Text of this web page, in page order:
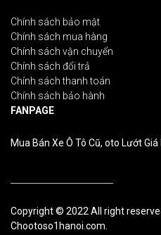
Chính sách bảo mật
Chính sách mua hàng
Chính sách vận chuyển
Chính sách đổi trả
Chính sách thanh toán
Chính sách bảo hành
FANPAGE
Mua Bán Xe Ô Tô Cũ, oto Lướt Giá
Copyright © 2022 All right
Chootoso1hanoi.com.